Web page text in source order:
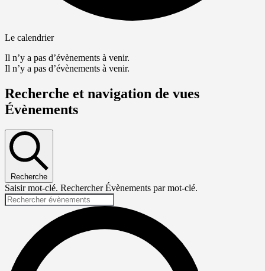
Le calendrier
Il n’y a pas d’évènements à venir.
Il n’y a pas d’évènements à venir.
Recherche et navigation de vues
Évènements
Recherche
Saisir mot-clé. Rechercher Évènements par mot-clé.